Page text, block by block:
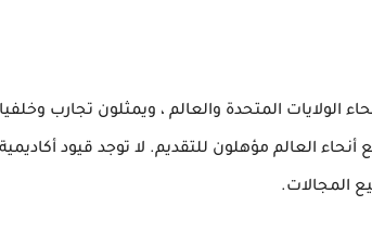
الولايات المتحدة والعالم ، ويمثلون تجارب
العالم مؤهلون للتقديم. لا توجد قيود
المجالات.